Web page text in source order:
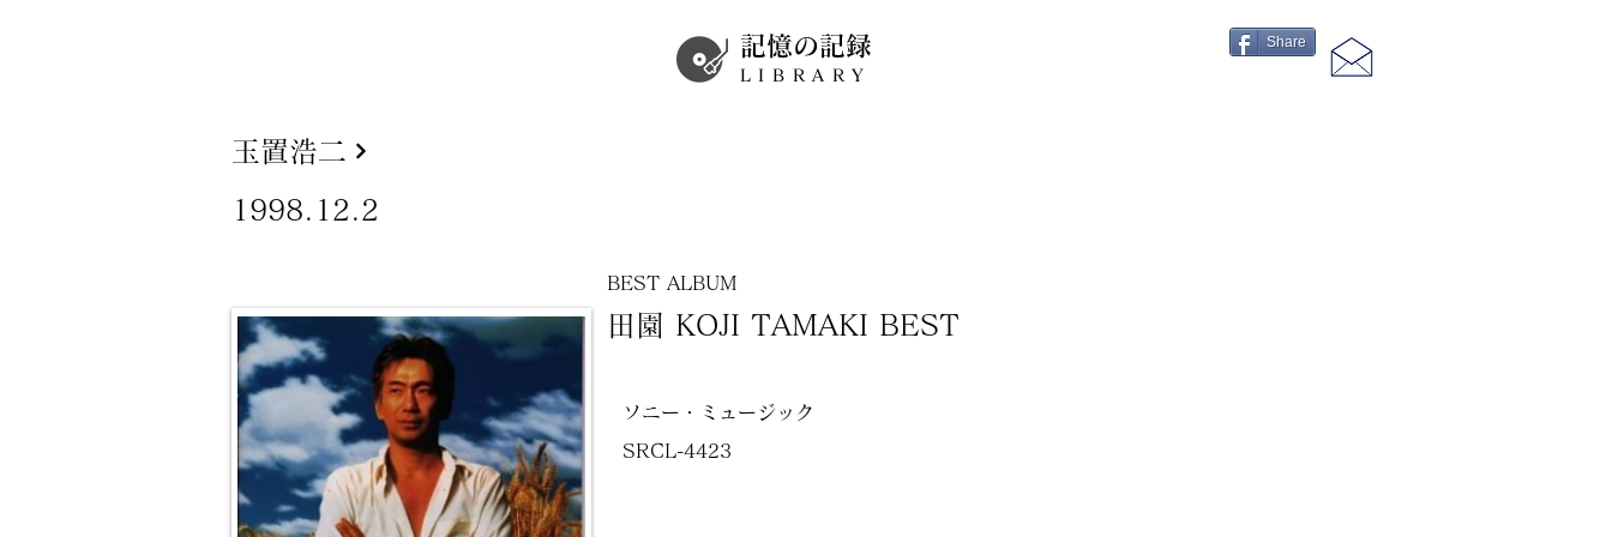
記憶の記録
LIBRARY
Share
玉置浩二
1998.12.2
BEST ALBUM
田園 KOJI TAMAKI BEST
ソニー・ミュージック
SRCL-4423